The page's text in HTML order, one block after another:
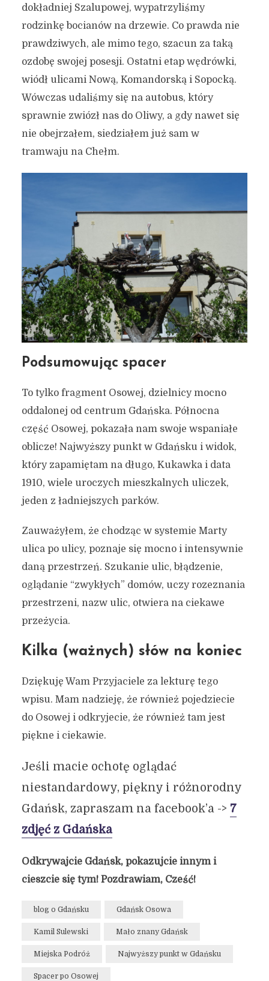
dokładniej Szalupowej, wypatrzyliśmy
rodzinkę bocianów na drzewie. Co prawda nie
prawdziwych, ale mimo tego, szacun za taką
ozdobę swojej posesji. Ostatni etap wędrówki,
wiódł ulicami Nową, Komandorską i Sopocką.
Wówczas udaliśmy się na autobus, który
sprawnie zwiózł nas do Oliwy, a gdy nawet się
nie obejrzałem, siedziałem już sam w
tramwaju na Chełm.
Podsumowując spacer
To tylko fragment Osowej, dzielnicy mocno
oddalonej od centrum Gdańska. Północna
część Osowej, pokazała nam swoje wspaniałe
oblicze! Najwyższy punkt w Gdańsku i widok,
który zapamiętam na długo, Kukawka i data
1910, wiele uroczych mieszkalnych uliczek,
jeden z ładniejszych parków.
Zauważyłem, że chodząc w systemie Marty
ulica po ulicy, poznaje się mocno i intensywnie
daną przestrzeń. Szukanie ulic, błądzenie,
oglądanie “zwykłych” domów, uczy rozeznania
przestrzeni, nazw ulic, otwiera na ciekawe
przeżycia.
Kilka (ważnych) słów na koniec
Dziękuję Wam Przyjaciele za lekturę tego
wpisu. Mam nadzieję, że również pojedziecie
do Osowej i odkryjecie, że również tam jest
piękne i ciekawie.
Jeśli macie ochotę oglądać
niestandardowy, piękny i różnorodny
Gdańsk, zapraszam na facebook’a -> 7
zdjęć z Gdańska
Odkrywajcie Gdańsk, pokazujcie innym i
cieszcie się tym! Pozdrawiam, Cześć!
blog o Gdańsku Gdańsk Osowa
Kamil Sulewski Mało znany Gdańsk
Miejska Podróż Najwyższy punkt w Gdańsku
Spacer po Osowej